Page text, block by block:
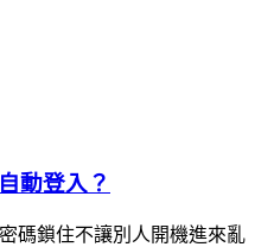
動登入？
碼鎖住不讓別人開機進來亂